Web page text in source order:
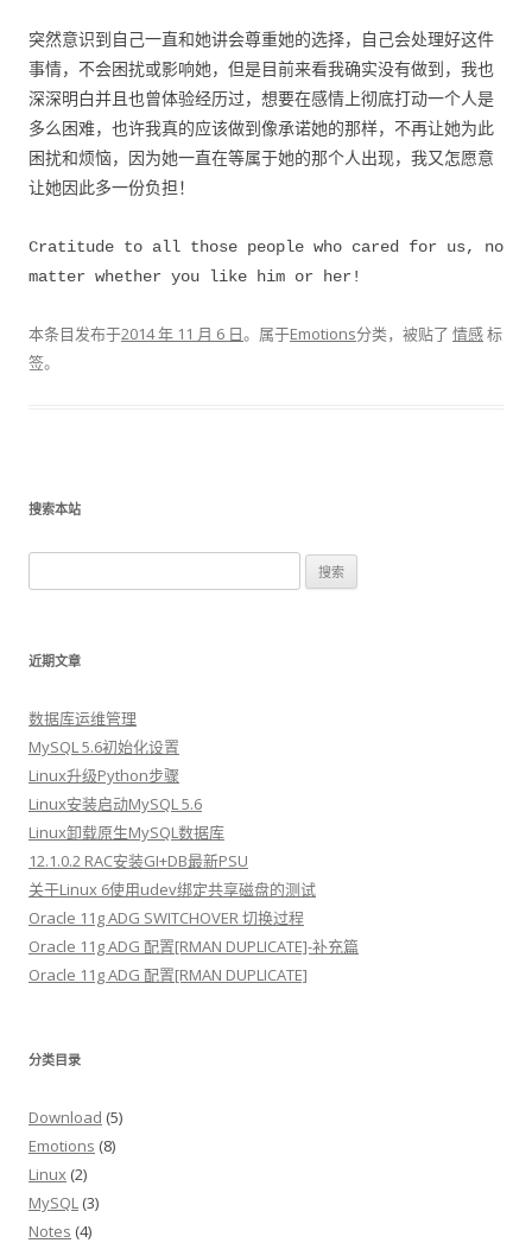
突然意识到自己一直和她讲会尊重她的选择，自己会处理好这件
事情，不会困扰或影响她，但是目前来看我确实没有做到，我也
深深明白并且也曾体验经历过，想要在感情上彻底打动一个人是
多么困难，也许我真的应该做到像承诺她的那样，不再让她为此
困扰和烦恼，因为她一直在等属于她的那个人出现，我又怎愿意
让她因此多一份负担！
Cratitude to all those people who cared for us, no
matter whether you like him or her!
本条目发布于2014 年 11 月 6 日。属于Emotions分类，被贴了 情感标
签。
搜索本站
近期文章
数据库运维管理
MySQL 5.6初始化设置
Linux升级Python步骤
Linux安装启动MySQL 5.6
Linux卸载原生MySQL数据库
12.1.0.2 RAC安装GI+DB最新PSU
关于Linux 6使用udev绑定共享磁盘的测试
Oracle 11g ADG SWITCHOVER 切换过程
Oracle 11g ADG 配置[RMAN DUPLICATE]-补充篇
Oracle 11g ADG 配置[RMAN DUPLICATE]
分类目录
Download (5)
Emotions (8)
Linux (2)
MySQL (3)
Notes (4)